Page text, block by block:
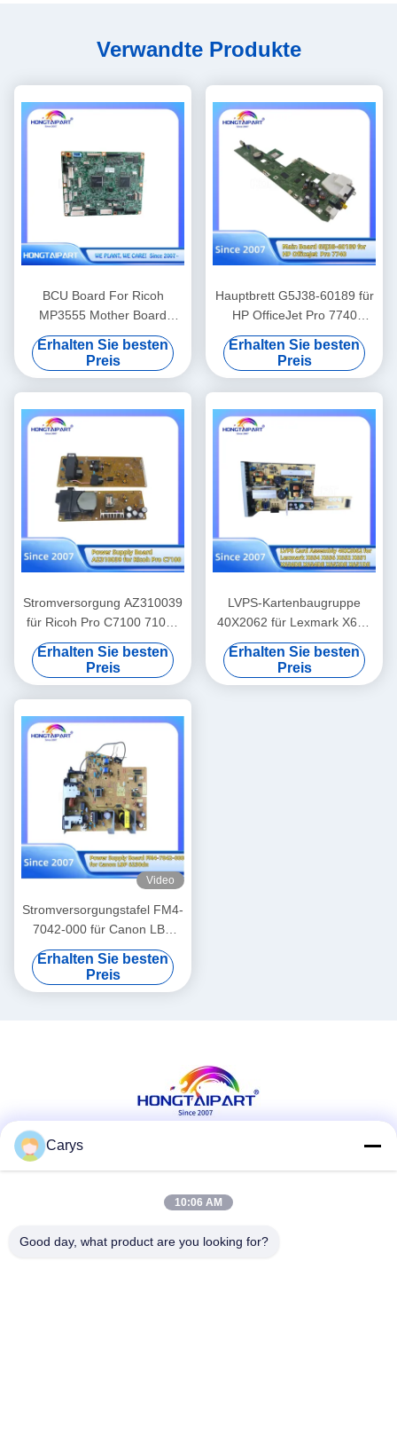
Verwandte Produkte
BCU Board For Ricoh
MP3555 Mother Board
D2895105 D2955103
Original Copier Mainboard
Erhalten Sie besten
Preis
Hauptbrett G5J38-60189 für
HP OfficeJet Pro 7740
Druckerformatierer
Logikbrett Ersatzteile
Bürobedarf
Erhalten Sie besten
Preis
Stromversorgung AZ310039
für Ricoh Pro C7100 7100s
7100x C7110 7110s 7110x
Power Pack Transfer AZ31-
0039 Drucker Ersatzteile
Hongtaipart 220V
Erhalten Sie besten
Preis
LVPS-Kartenbaugruppe
40X2062 für Lexmark X654
X656 X652 X651 X656DE
X654DE X652DE X651DE
Drucker
Erhalten Sie besten
Preis
Video
Stromversorgungstafel FM4-
7042-000 für Canon LBP
6230dn Drucker Ersatzteile
Hongtaipart
Erhalten Sie besten
Preis
Schnelle Kontaktaufnahme
Carys
10:06 AM
Good day, what product are you looking for?